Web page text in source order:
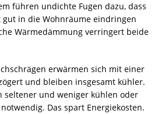
führen undichte Fugen dazu, dass
in die Wohnräume eindringen
Wärmedämmung verringert beide
erwärmen sich mit einer
und bleiben insgesamt kühler.
seltener und weniger kühlen oder
Das spart Energiekosten.